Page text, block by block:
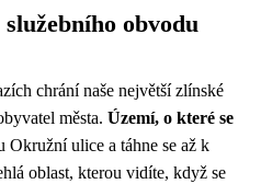
obvodu
chrání naše největší zlínské
města. Území, o které se
Okružní ulice a táhne se až k
oblast, kterou vidíte, když se